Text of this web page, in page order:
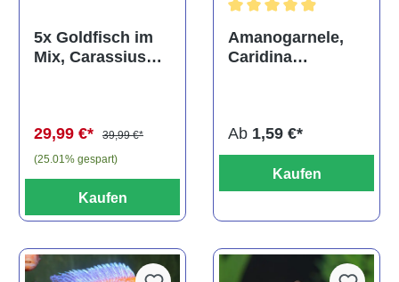
5x Goldfisch im
Mix, Carassius
29,99 €*
39,99 €*
(25.01% gespart)
Kaufen
Amanogarnele,
Caridina
Ab 1,59 €*
Kaufen